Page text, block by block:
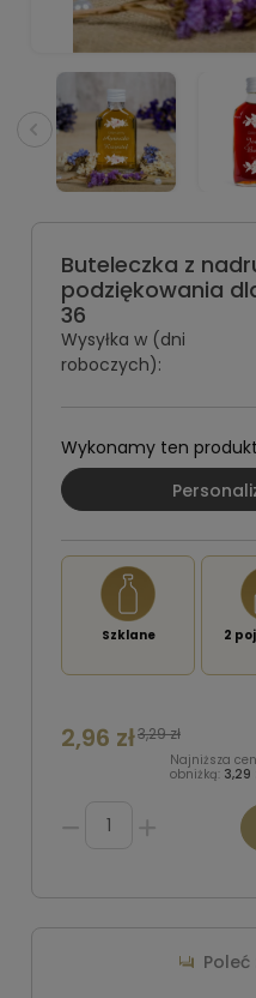
Buteleczka z
podziękowania
36
Wysyłka w (dni
roboczych):
Wykonamy ten
Szklane 2
2,96 zł3,29 zł
Najniższa
obniżką: 3,29